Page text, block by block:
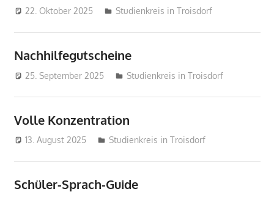
22. Oktober 2025 treffpunkt
Studienkreis in Troisdorf
Nachhilfegutscheine
25. September 2025 treffpunkt
Studienkreis in Troisdorf
Volle Konzentration
13. August 2025 treffpunkt
Studienkreis in Troisdorf
Schüler-Sprach-Guide